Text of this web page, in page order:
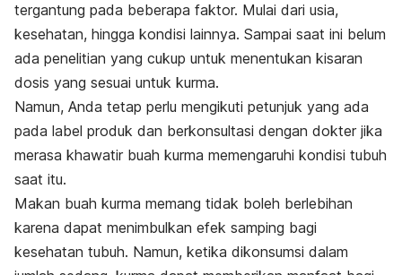
tergantung pada beberapa faktor. Mulai dari usia,
kesehatan, hingga kondisi lainnya. Sampai saat ini belum
ada penelitian yang cukup untuk menentukan kisaran
dosis yang sesuai untuk kurma.
Namun, Anda tetap perlu mengikuti petunjuk yang ada
pada label produk dan berkonsultasi dengan dokter jika
merasa khawatir buah kurma memengaruhi kondisi tubuh
saat itu.
Makan buah kurma memang tidak boleh berlebihan
karena dapat menimbulkan efek samping bagi
kesehatan tubuh. Namun, ketika dikonsumsi dalam